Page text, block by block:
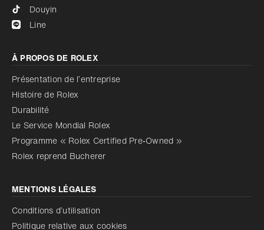
Douyin
Line
À PROPOS DE ROLEX
Présentation de l’entreprise
Histoire de Rolex
Durabilité
Le Service Mondial Rolex
Programme « Rolex Certified Pre‑Owned »
Rolex reprend Bucherer
MENTIONS LÉGALES
Conditions d’utilisation
Politique relative aux cookies